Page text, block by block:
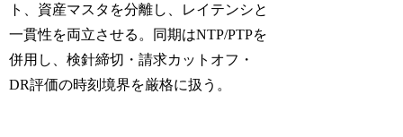
ト、資産マスタを分離し、レイテンシと
一貫性を両立させる。同期はNTP/PTPを
併用し、検針締切・請求カットオフ・
DR評価の時刻境界を厳格に扱う。